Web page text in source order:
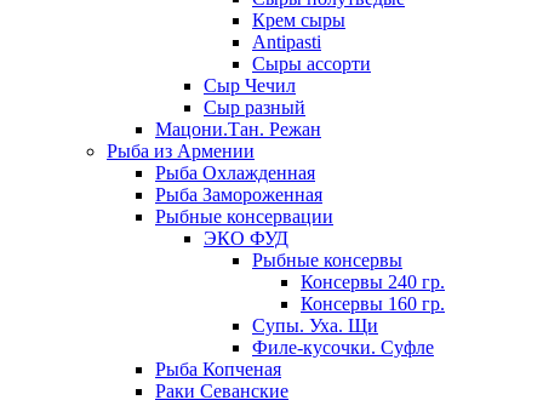
Крем сыры
Antipasti
Сыры ассорти
Сыр Чечил
Сыр разный
Мацони.Тан. Режан
Рыба из Армении
Рыба Охлажденная
Рыба Замороженная
Рыбные консервации
ЭКО ФУД
Рыбные консервы
Консервы 240 гр.
Консервы 160 гр.
Супы. Уха. Щи
Филе-кусочки. Суфле
Рыба Копченая
Раки Севанские